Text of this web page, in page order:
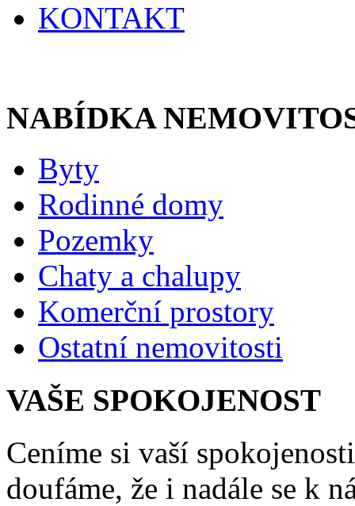
KONTAKT
NABÍDKA
Byty
Rodinné domy
Pozemky
Chaty a chalupy
Komerční prostory
Ostatní nemovitosti
VAŠE SPOKOJENOST
Ceníme si vaší
doufáme, že i nadále se k